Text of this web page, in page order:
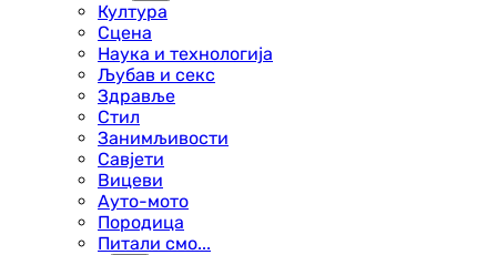
Култура
Сцена
Наука и технологија
Љубав и секс
Здравље
Стил
Занимљивости
Савјети
Вицеви
Ауто-мото
Породица
Питали смо...